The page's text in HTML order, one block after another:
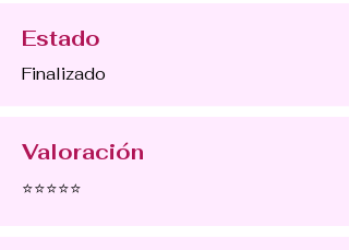
Estado
Finalizado
Valoración
⭐⭐⭐⭐⭐